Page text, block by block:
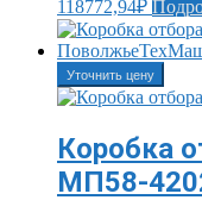
118772,94₽
Уточнить цену
Коробка
МП58-